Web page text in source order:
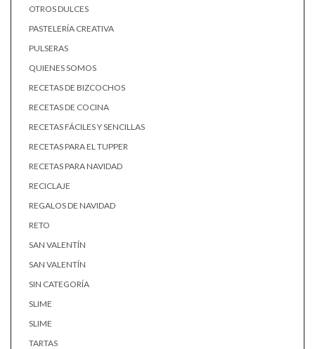
OTROS DULCES
PASTELERÍA CREATIVA
PULSERAS
QUIENES SOMOS
RECETAS DE BIZCOCHOS
RECETAS DE COCINA
RECETAS FÁCILES Y SENCILLAS
RECETAS PARA EL TUPPER
RECETAS PARA NAVIDAD
RECICLAJE
REGALOS DE NAVIDAD
RETO
SAN VALENTÍN
SAN VALENTÍN
SIN CATEGORÍA
SLIME
SLIME
TARTAS